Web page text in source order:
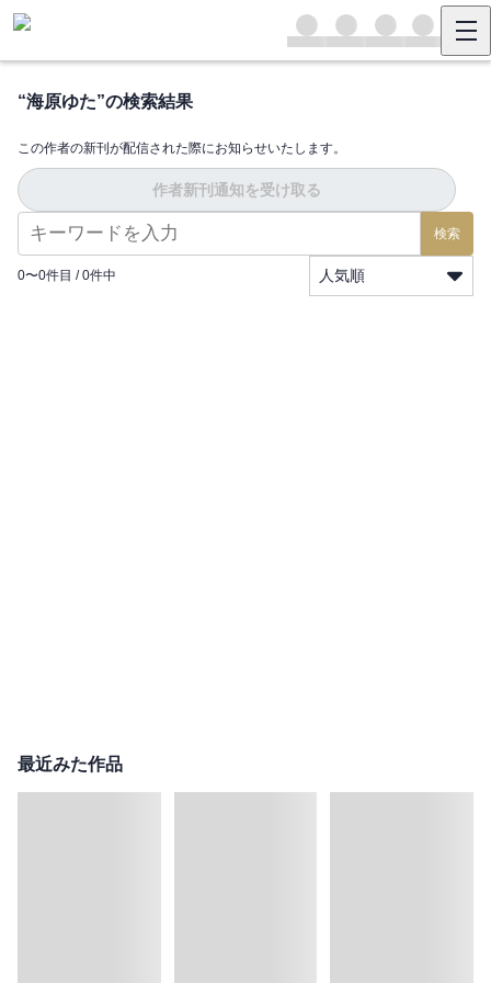
“海原ゆた”の検索結果
この作者の新刊が配信された際にお知らせいたします。
作者新刊通知を受け取る
検索
0〜0件目 / 0件中 人気順
最近みた作品